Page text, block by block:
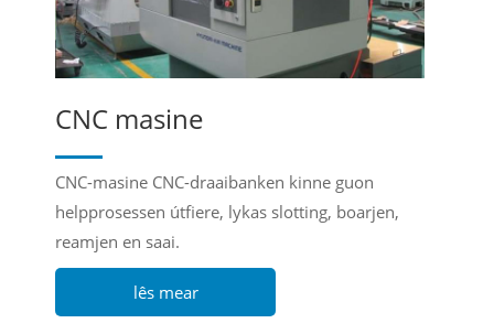
CNC masine
CNC-masine CNC-draaibanken kinne guon
helpprosessen útfiere, lykas slotting, boarjen,
reamjen en saai.
lês mear